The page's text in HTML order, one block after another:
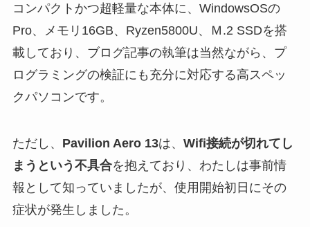
コンパクトかつ超軽量な本体に、WindowsOSの
Pro、メモリ16GB、Ryzen5800U、Ｍ.2 SSDを搭
載しており、ブログ記事の執筆は当然ながら、プ
ログラミングの検証にも充分に対応する高スペッ
クパソコンです。
ただし、 Pavilion Aero 13は、 Wifi接続が切れてし
まうという不具合を抱えており、わたしは事前情
報として知っていましたが、使用開始初日にその
症状が発生しました。